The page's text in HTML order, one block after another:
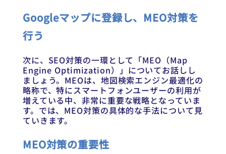
Googleマップに登録し、MEO対策を
行う
次に、SEO対策の一環として「MEO（Map
Engine Optimization）」についてお話しし
ましょう。MEOは、地図検索エンジン最適化の
略称で、特にスマートフォンユーザーの利用が
増えている中、非常に重要な戦略となっていま
す。では、MEO対策の具体的な手法について見
ていきます。
MEO対策の重要性